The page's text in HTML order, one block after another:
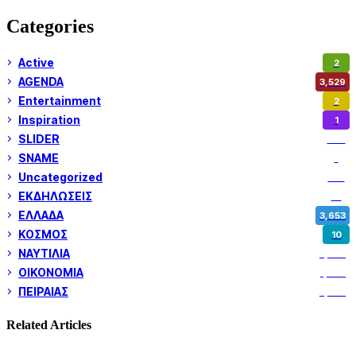
Categories
Active 2
AGENDA 3,529
Entertainment 2
Inspiration 1
SLIDER
SNAME
Uncategorized
ΕΚΔΗΛΩΣΕΙΣ
ΕΛΛΑΔΑ 3,653
ΚΟΣΜΟΣ 10
ΝΑΥΤΙΛΙΑ
ΟΙΚΟΝΟΜΙΑ
ΠΕΙΡΑΙΑΣ
Related Articles